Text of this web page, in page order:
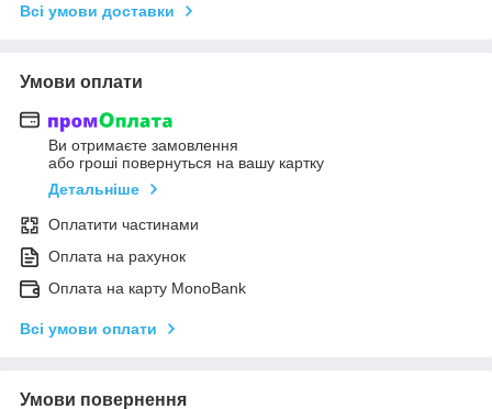
Всі умови доставки
Умови оплати
Ви отримаєте замовлення
або гроші повернуться на вашу картку
Детальніше
Оплатити частинами
Оплата на рахунок
Оплата на карту MonoBank
Всі умови оплати
Умови повернення